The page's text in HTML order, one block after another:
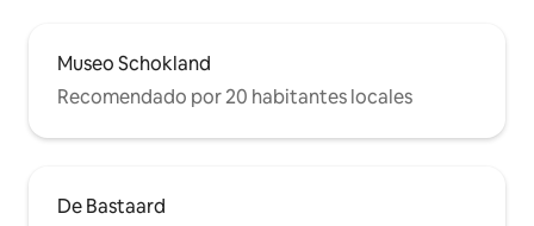
Museo Schokland
Recomendado por 20 habitantes locales
De Bastaard